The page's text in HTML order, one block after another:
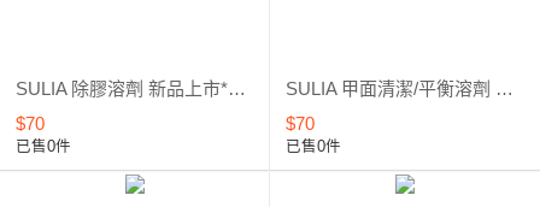
SULIA 除膠溶劑 新品上市*優惠5折起
$70
已售0件
SULIA 甲面清潔/平衡溶劑 新品上市*優惠5折起
$70
已售0件